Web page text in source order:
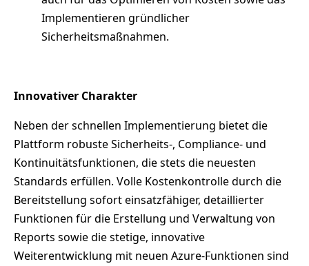
Implementieren gründlicher
Sicherheitsmaßnahmen.
Innovativer Charakter
Neben der schnellen Implementierung bietet die
Plattform robuste Sicherheits-, Compliance- und
Kontinuitätsfunktionen, die stets die neuesten
Standards erfüllen. Volle Kostenkontrolle durch die
Bereitstellung sofort einsatzfähiger, detaillierter
Funktionen für die Erstellung und Verwaltung von
Reports sowie die stetige, innovative
Weiterentwicklung mit neuen Azure-Funktionen sind